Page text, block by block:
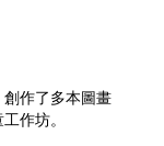
作了多本圖畫
作坊。